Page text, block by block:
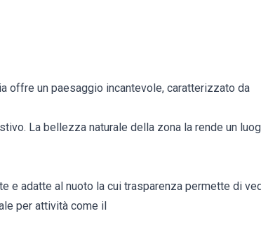
offre un paesaggio incantevole, caratterizzato da
La bellezza naturale della zona la rende un
e adatte al nuoto la cui trasparenza permette di
per attività come il